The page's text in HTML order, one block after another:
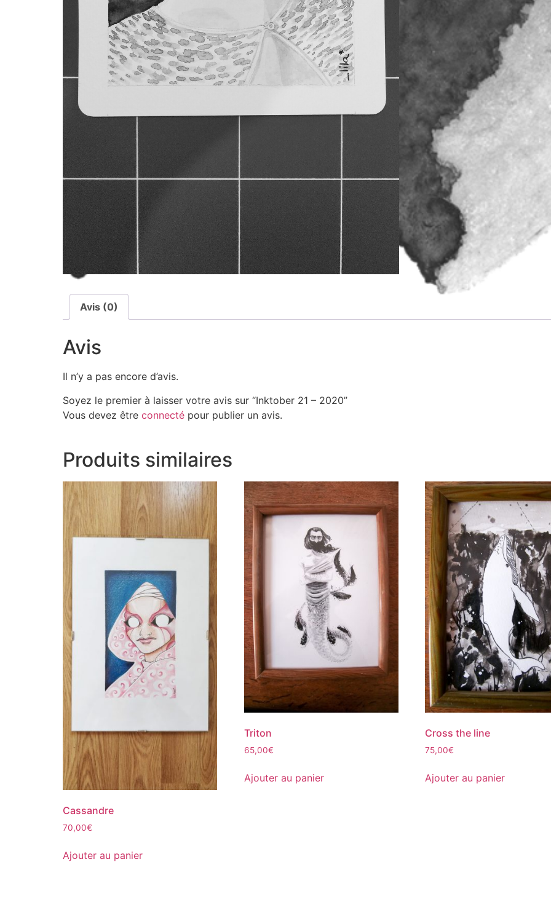
Avis (0)
Avis
Il n’y a pas encore d’avis.
Soyez le premier à laisser votre avis sur “Inktober 21 – 2020”
Vous devez être connecté pour publier un avis.
Produits similaires
Cassandre
70,00€
Ajouter au panier
Triton
65,00€
Ajouter au panier
Cross the line
75,00€
Ajouter au panier